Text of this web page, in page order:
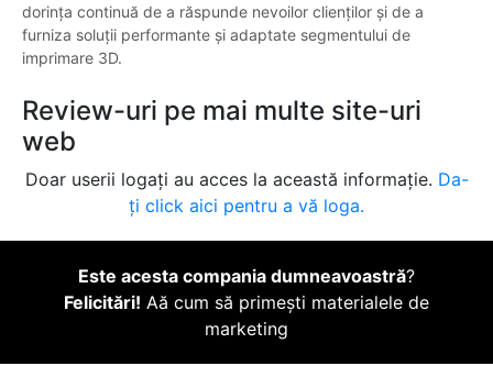
dorința continuă de a răspunde nevoilor clienților și de a
furniza soluții performante și adaptate segmentului de
imprimare 3D.
Review-uri pe mai multe site-uri
web
Doar userii logați au acces la această informație. Da-
ți click aici pentru a vă loga.
Este acesta compania dumneavoastră?
Felicitări! Aă cum să primești materialele de
marketing